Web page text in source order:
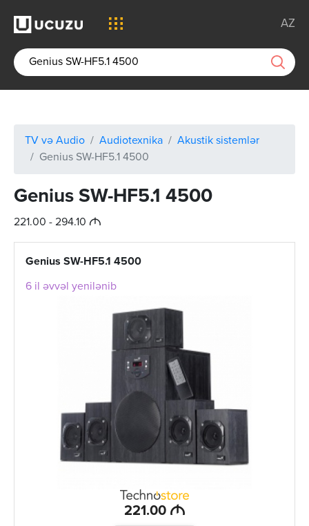
AZ
TV və Audio Audiotexnika
Akustik sistemlər
Genius SW-HF5.1 4500
Genius SW-HF5.1 4500
221.00 - 294.10 M
Genius SW-HF5.1 4500
6 il əvvəl yenilənib
221.00 M